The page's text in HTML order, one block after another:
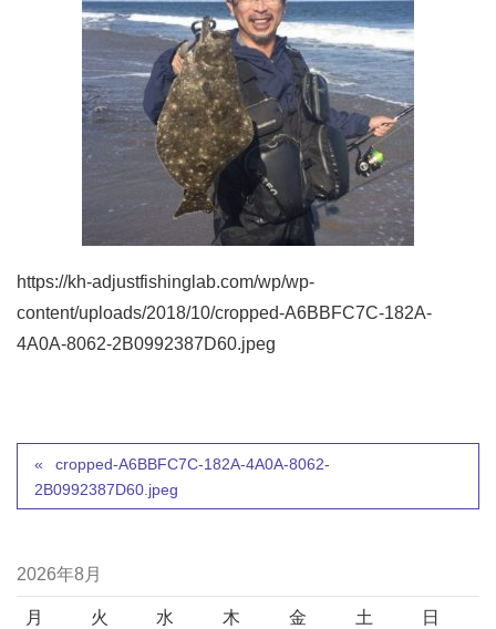
https://kh-adjustfishinglab.com/wp/wp-
content/uploads/2018/10/cropped-A6BBFC7C-182A-
4A0A-8062-2B0992387D60.jpeg
cropped-A6BBFC7C-182A-4A0A-8062-
2B0992387D60.jpeg
2026年8月
月 火 水 木 金 土 日